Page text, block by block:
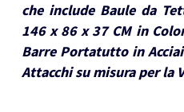
che include Baule da
146 x 86 x 37 CM in
Barre Portatutto in
Attacchi su misura per la